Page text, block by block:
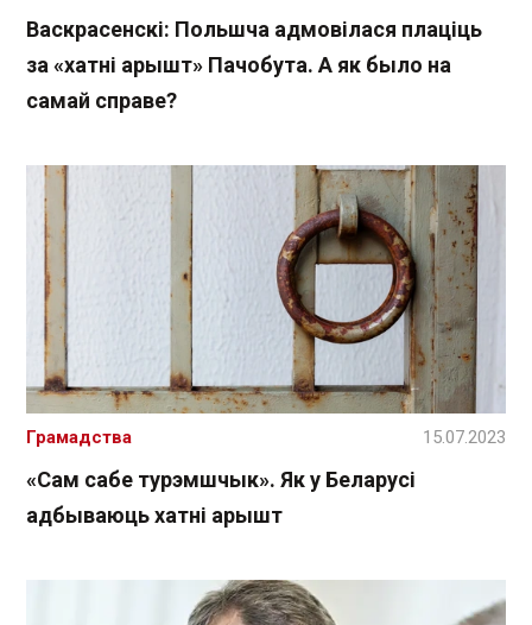
Васкрасенскі: Польшча адмовілася плаціць
за «хатні арышт» Пачобута. А як было на
самай справе?
«Сам сабе турэмшчык». Як у Беларусі
адбываюць хатні арышт
Грамадства 15.07.2023